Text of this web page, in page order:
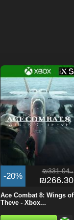
-20% ₪331.04ils
₪266.30
Ace Combat 8: Wings of
Theve - Xbox...